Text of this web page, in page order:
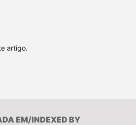
artigo.
EM/INDEXED BY